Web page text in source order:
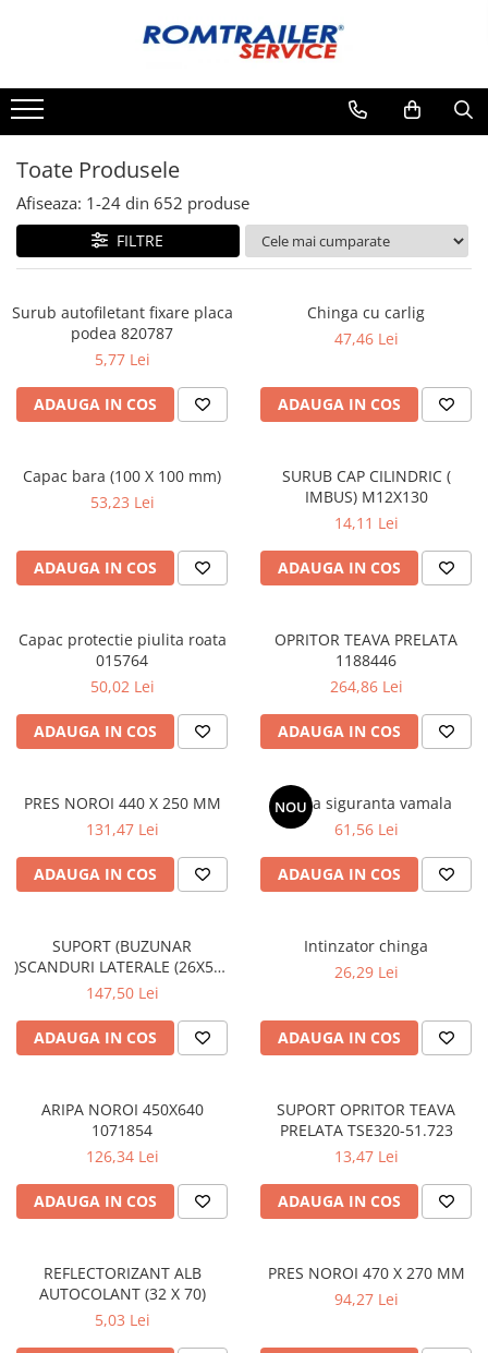
PIESE DE SCHIMB
ECHIPAMENTE ELECTRICE
ADAPTOARE
CABLURI ELECTRICE
CUTII CONEXIUNE
PRIZE ELECTRICE
SET MUFARE
ELEMENTE DE CAROSERIE
FILTRE AER SI ULEI
SISTEM DE FRANARE
SUPAPE PNEUMATICE
SUSPENSIE
NOI
SECOND HAND
VANZARE
COMPRESOARE
INSTALATII HIDRAULICE
ANVELOPE
Toate Produsele
Afiseaza: 1-24 din 652 produse
FILTRE
Surub autofiletant fixare placa
podea 820787
5,77 Lei
ADAUGA IN COS
Chinga cu carlig
47,46 Lei
ADAUGA IN COS
Capac bara (100 X 100 mm)
53,23 Lei
ADAUGA IN COS
SURUB CAP CILINDRIC (
IMBUS) M12X130
14,11 Lei
ADAUGA IN COS
Capac protectie piulita roata
015764
50,02 Lei
ADAUGA IN COS
OPRITOR TEAVA PRELATA
1188446
264,86 Lei
ADAUGA IN COS
PRES NOROI 440 X 250 MM
131,47 Lei
ADAUGA IN COS
NOU
Tabla siguranta vamala
61,56 Lei
ADAUGA IN COS
SUPORT (BUZUNAR
)SCANDURI LATERALE (26X550
mm)
147,50 Lei
ADAUGA IN COS
Intinzator chinga
26,29 Lei
ADAUGA IN COS
ARIPA NOROI 450X640
1071854
126,34 Lei
ADAUGA IN COS
SUPORT OPRITOR TEAVA
PRELATA TSE320-51.723
13,47 Lei
ADAUGA IN COS
REFLECTORIZANT ALB
AUTOCOLANT (32 X 70)
5,03 Lei
PRES NOROI 470 X 270 MM
94,27 Lei